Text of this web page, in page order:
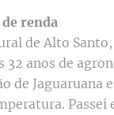
renda
de Alto
32 anos de
de Jaguaruana